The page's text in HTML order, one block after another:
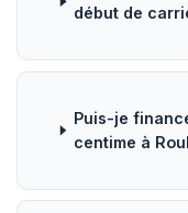
début de
Puis-je
centime à